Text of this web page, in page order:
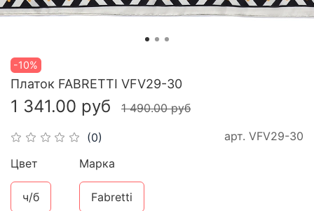
-10%
(0) арт. VFV29-30
Платок FABRETTI VFV29-30
1 341.00 руб 1 490.00 руб
Цвет
ч/б
Марка
Fabretti